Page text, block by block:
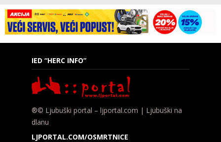
IED “HERC INFO”
®© Ljubuški portal – ljportal.com | Ljubuški na
dlanu
LJPORTAL.COM/OSMRTNICE